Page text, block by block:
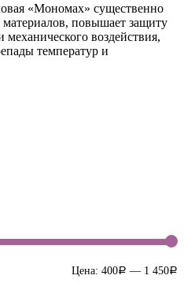
«Мономах» существенно
повышает защиту
воздействия,
температур и
Цена: 400Р — 1 450Р